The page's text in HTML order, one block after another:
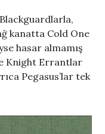
kanatta Cold One
hasar almamış
Knight Errantlar
Pegasus’lar tek